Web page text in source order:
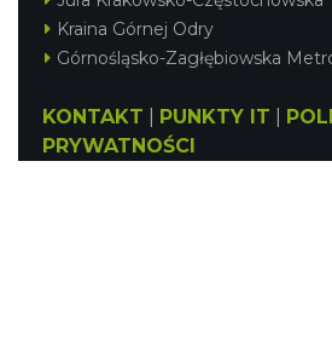
Kraina Górnej Odry
Górnośląsko-Zagłębiowska
KONTAKT PUNKTY IT
PRYWATNOŚCI